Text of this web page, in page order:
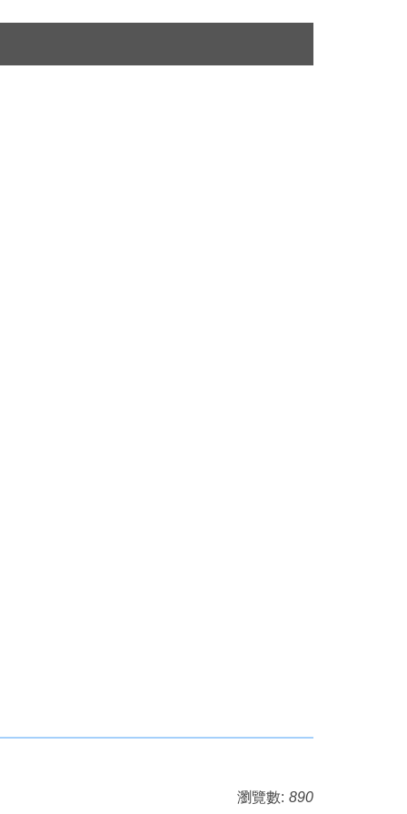
瀏覽數: 890